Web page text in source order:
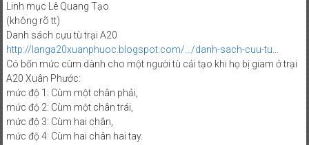
Linh mục Lê Quang Tạo
(không rõ tt)
Danh sách cựu tù trại A20
http://langa20xuanphuoc.blogspot.com/…/danh-sach-cuu-tu
Có bốn mức cùm dành cho một người tù cải tạo khi họ bị giam ở trại
A20 Xuân Phước:
mức độ 1: Cùm một chân phải,
mức độ 2: Cùm một chân trái,
mức độ 3: Cùm hai chân,
mức độ 4: Cùm hai chân hai tay.